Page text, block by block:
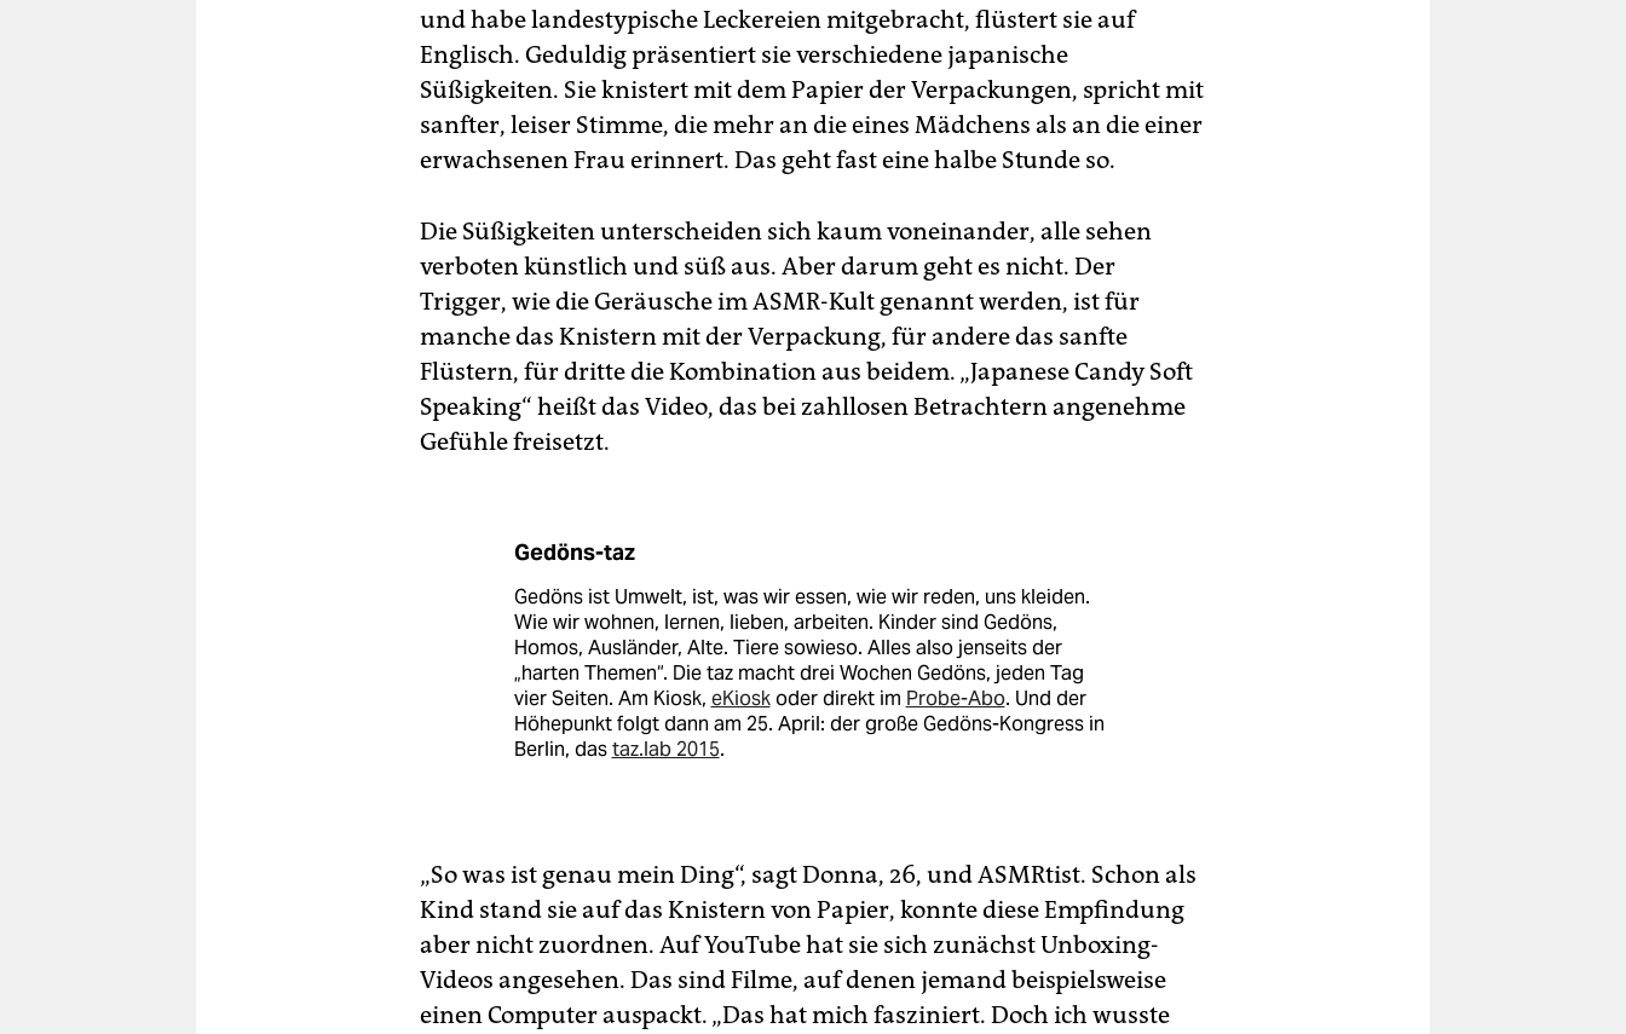
und habe landestypische Leckereien mitgebracht, flüstert sie auf
Englisch. Geduldig präsentiert sie verschiedene japanische
Süßigkeiten. Sie knistert mit dem Papier der Verpackungen, spricht mit
sanfter, leiser Stimme, die mehr an die eines Mädchens als an die einer
erwachsenen Frau erinnert. Das geht fast eine halbe Stunde so.
Die Süßigkeiten unterscheiden sich kaum voneinander, alle sehen
verboten künstlich und süß aus. Aber darum geht es nicht. Der
Trigger, wie die Geräusche im ASMR-Kult genannt werden, ist für
manche das Knistern mit der Verpackung, für andere das sanfte
Flüstern, für dritte die Kombination aus beidem. „Japanese Candy Soft
Speaking“ heißt das Video, das bei zahllosen Betrachtern angenehme
Gefühle freisetzt.
Gedöns-taz
Gedöns ist Umwelt, ist, was wir essen, wie wir reden, uns kleiden.
Wie wir wohnen, lernen, lieben, arbeiten. Kinder sind Gedöns,
Homos, Ausländer, Alte. Tiere sowieso. Alles also jenseits der
„harten Themen“. Die taz macht drei Wochen Gedöns, jeden Tag
vier Seiten. Am Kiosk, eKioskoder direkt im Probe-Abo. Und der
Höhepunkt folgt dann am 25. April: der große Gedöns-Kongress in
Berlin, dastaz.lab 2015.
„So was ist genau mein Ding“, sagt Donna, 26, und ASMRtist. Schon als
Kind stand sie auf das Knistern von Papier, konnte diese Empfindung
aber nicht zuordnen. Auf YouTube hat sie sich zunächst Unboxing-
Videos angesehen. Das sind Filme, auf denen jemand beispielsweise
einen Computer auspackt. „Das hat mich fasziniert. Doch ich wusste